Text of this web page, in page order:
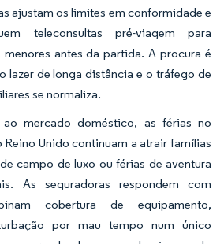
ajustam os limites em conformidade e
teleconsultas pré-viagem para
antes da partida. A procura é
lazer de longa distância e o tráfego de
se normaliza.
mercado doméstico, as férias no
Unido continuam a atrair famílias
campo de luxo ou férias de aventura
As seguradoras respondem com
cobertura de equipamento,
por mau tempo num único